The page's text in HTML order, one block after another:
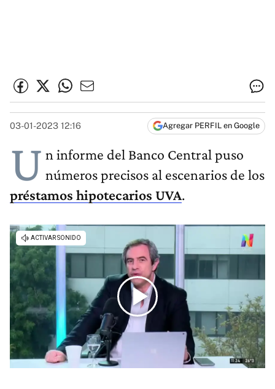
03-01-2023 12:16 Agregar PERFIL en Google
U n informe del Banco Central puso
números precisos al escenarios de los
préstamos hipotecarios UVA.